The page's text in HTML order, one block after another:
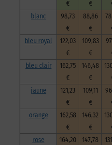
€
€
blanc
98,73
€
88,86
€
bleu royal
122,03
€
109,83
€
bleu clair
162,75
€
146,48
€
jaune
121,23
€
109,11
€
orange
162,58
€
146,32
€
rose
164,20
147,78